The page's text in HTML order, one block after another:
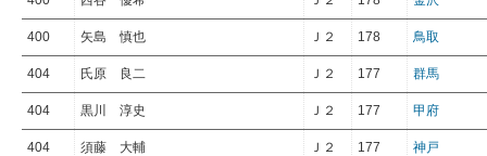
400 矢島 慎也 Ｊ２ 178 鳥取
404 氏原 良二 Ｊ２ 177 群馬
404 黒川 淳史 Ｊ２ 177 甲府
404 須藤 大輔 Ｊ２ 177 神戸